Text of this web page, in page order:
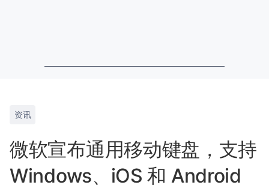
资讯
微软宣布通用移动键盘，支持
Windows、iOS 和 Android